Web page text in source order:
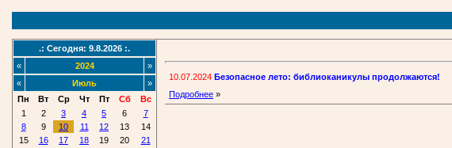
.: Сегодня: 9.8.2026 :.
«
2024
»
«
Июль
»
Пн
Вт Ср Чт Пт Сб
Вс
1
2 3 4 5 6
7
8
9 10 11 12 13
14
15
16 17 18 19 20
21
10.07.2024 Безопасное лето: библиоканикулы продолжаются!
Подробнее »